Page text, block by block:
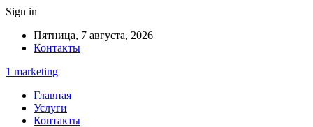
Sign in
Пятница, 7 августа, 2026
Контакты
1 marketing
Главная
Услуги
Контакты